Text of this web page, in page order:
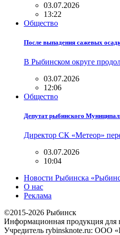
03.07.2026
13:22
Общество
После выпадения сажевых
В Рыбинском округе
03.07.2026
12:06
Общество
Депутат рыбинского
Директор СК «Метеор»
03.07.2026
10:04
Новости Рыбинска
О нас
Реклама
©2015-2026 Рыбинск
Информационная продукция для
Учредитель rybinsknote.ru: ООО